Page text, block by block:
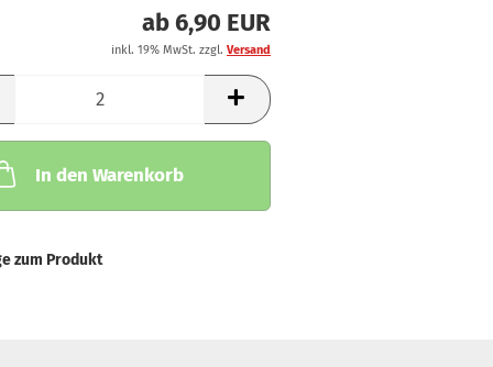
ab 6,90 EUR
inkl. 19% MwSt. zzgl. Versand
In den Warenkorb
zum Produkt